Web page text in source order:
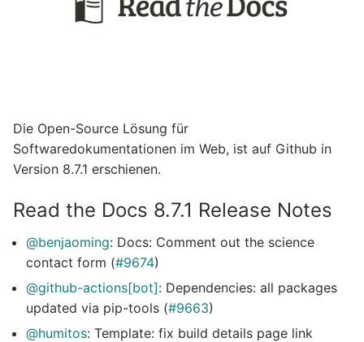
Die Open-Source Lösung für
Softwaredokumentationen im Web, ist auf Github in
Version 8.7.1 erschienen.
Read the Docs 8.7.1 Release Notes
@benjaoming: Docs: Comment out the science
contact form (#9674)
@github-actions[bot]: Dependencies: all packages
updated via pip-tools (#9663)
@humitos: Template: fix build details page link